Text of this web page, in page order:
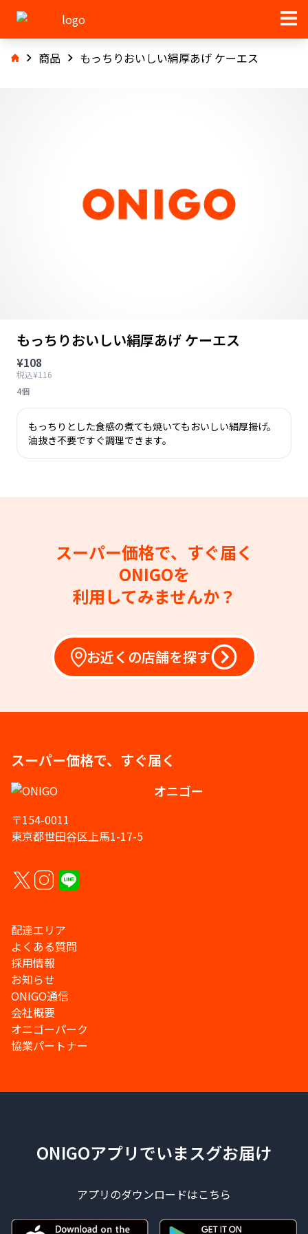
商品 もっちりおいしい絹厚あげ ケーエス
もっちりおいしい絹厚あげ ケーエス
¥108
税込¥116
4個
もっちりとした食感の煮ても焼いてもおいしい絹厚揚げ。
油抜き不要ですぐ調理できます。
スーパー価格で、すぐ届く
ONIGOを
利用してみませんか？
お近くの店舗を探す
スーパー価格で、すぐ届く
オニゴー
〒154-0011
東京都世田谷区上馬1-17-5
配達エリア
よくある質問
採用情報
お知らせ
ONIGO通信
会社概要
オニゴーパーク
協業パートナー
ONIGOアプリでいまスグお届け
アプリのダウンロードはこちら